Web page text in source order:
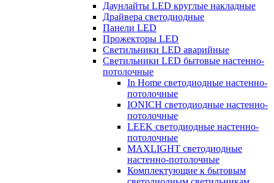
Даунлайты LED круглые накладные
Драйвера светодиодные
Панели LED
Прожекторы LED
Светильники LED аварийные
Светильники LED бытовые настенно-
потолочные
In Home светодиодные настенно-
потолочные
IONICH светодиодные настенно-
потолочные
LEEK светодиодные настенно-
потолочные
MAXLIGHT светодиодные
настенно-потолочные
Комплектующие к бытовым